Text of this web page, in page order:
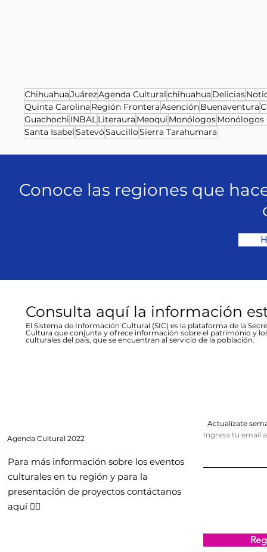
ChihuahuaJuárezAgenda Culturalchihuahua Delicias
Quinta Carolina Región FronteraAsenciónBuenaventura
Guachochi INBALLiteraura Meoqui MonólogosMonólogos
Santa IsabelSatevóSaucilloSierra Tarahumara
Conoce las regiones que
Consulta aquí la información
El Sistema de Información Cultural (SIC) es la plataforma de la
Cultura que conjunta y ofrece información sobre el patrimonio y
culturales del país, que se encuentran al servicio de la población.
Agenda Cultural 2022
Para más información sobre los eventos
culturales en tu región y para la
presentación de proyectos contáctanos
aquí 👇🏻
Actualízate
Ingresa tu email